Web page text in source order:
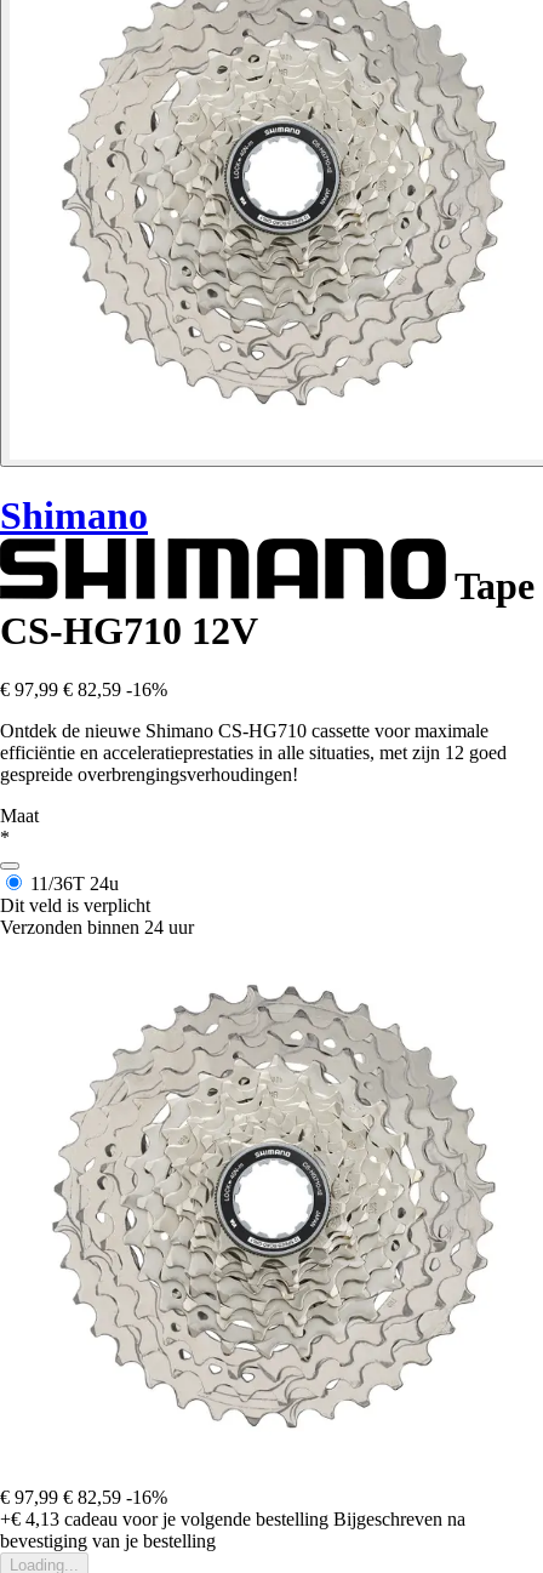
Shimano
Tape
CS-HG710 12V
€ 97,99 € 82,59 -16%
Ontdek de nieuwe Shimano CS-HG710 cassette voor maximale
efficiëntie en acceleratieprestaties in alle situaties, met zijn 12 goed
gespreide overbrengingsverhoudingen!
Maat
*
11/36T 24u
Dit veld is verplicht
Verzonden binnen 24 uur
€ 97,99 € 82,59 -16%
+€ 4,13 cadeau voor je volgende bestelling Bijgeschreven na
bevestiging van je bestelling
Loading...